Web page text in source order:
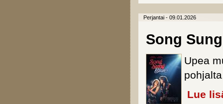
Perjantai - 09.01.2026
Song
Upea
Lue